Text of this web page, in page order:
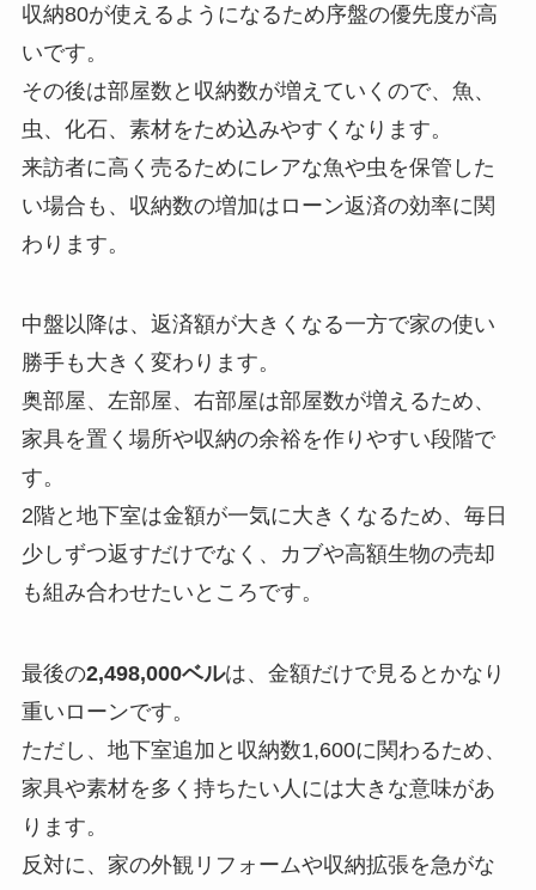
収納80が使えるようになるため序盤の優先度が高
いです。
その後は部屋数と収納数が増えていくので、魚、
虫、化石、素材をため込みやすくなります。
来訪者に高く売るためにレアな魚や虫を保管した
い場合も、収納数の増加はローン返済の効率に関
わります。
中盤以降は、返済額が大きくなる一方で家の使い
勝手も大きく変わります。
奥部屋、左部屋、右部屋は部屋数が増えるため、
家具を置く場所や収納の余裕を作りやすい段階で
す。
2階と地下室は金額が一気に大きくなるため、毎日
少しずつ返すだけでなく、カブや高額生物の売却
も組み合わせたいところです。
最後の2,498,000ベルは、金額だけで見るとかなり
重いローンです。
ただし、地下室追加と収納数1,600に関わるため、
家具や素材を多く持ちたい人には大きな意味があ
ります。
反対に、家の外観リフォームや収納拡張を急がな